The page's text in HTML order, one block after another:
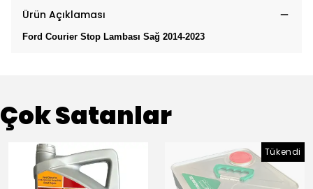
Ürün Açıklaması
Ford Courier Stop Lambası Sağ 2014-2023
Çok Satanlar
Tükendi